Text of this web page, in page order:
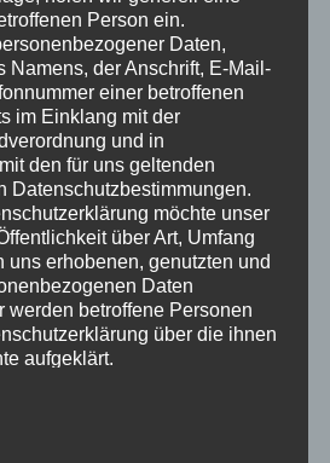
Person ein.
Daten,
Namens, der Anschrift, E-Mail-
einer betroffenen
im Einklang mit der
und in
den für uns geltenden
Datenschutzbestimmungen.
möchte unser
über Art, Umfang
uns erhobenen, genutzten und
Daten
werden betroffene Personen
über die ihnen
aufgeklärt.
und organisatorische
um einen möglichst